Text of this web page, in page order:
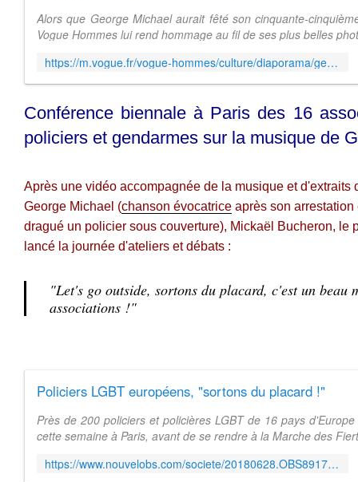
Alors que George Michael aurait fêté son cinquante-
Vogue Hommes lui rend hommage au fil de ses plus belles
https://m.vogue.fr/vogue-hommes/culture/diaporama/george-michael-style-vintage-sur-scene-wham/39693
Conférence biennale à Paris des 16
policiers et gendarmes sur la musique de
Après une vidéo accompagnée de la musique et d'extraits
George Michael (chanson évocatrice après son
dragué un policier sous couverture), Mickaël Bucheron, le
lancé la journée d'ateliers et débats :
"Let's go outside, sortons du placard, c'est un beau
associations !"
Policiers LGBT européens, "sortons du placard !"
Près de 200 policiers et policières LGBT de 16 pays
cette semaine à Paris, avant de se rendre à la Marche des
https://www.nouvelobs.com/societe/20180628.OBS8917/policiers-lgbt-europeens-sortons-du-placard.html